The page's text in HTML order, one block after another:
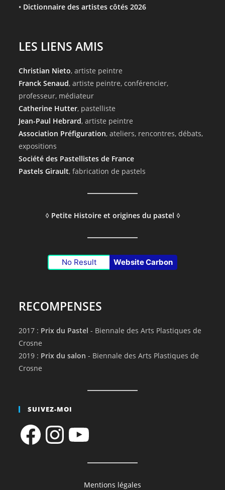
• Dictionnaire des artistes côtés 2026
LES LIENS AMIS
Christian Nieto, artiste peintre
Franck Senaud, artiste peintre, conférencier,
professeur, médiateur
Catherine Hutter, pastelliste
Jean-Paul Hebrard, artiste peintre
Association Préfiguration, ateliers, rencontres, débats,
expositions
Société des Pastellistes de France
Pastels Girault, fabrication de pastels
◊ Petite Histoire et origines du pastel ◊
No Result Website Carbon
RECOMPENSES
2017 : Prix du Pastel - Biennale des Arts Plastiques de
Crosne
2019 : Prix du salon - Biennale des Arts Plastiques de
Crosne
SUIVEZ-MOI
FacebookInstagramYouTube
Mentions légales